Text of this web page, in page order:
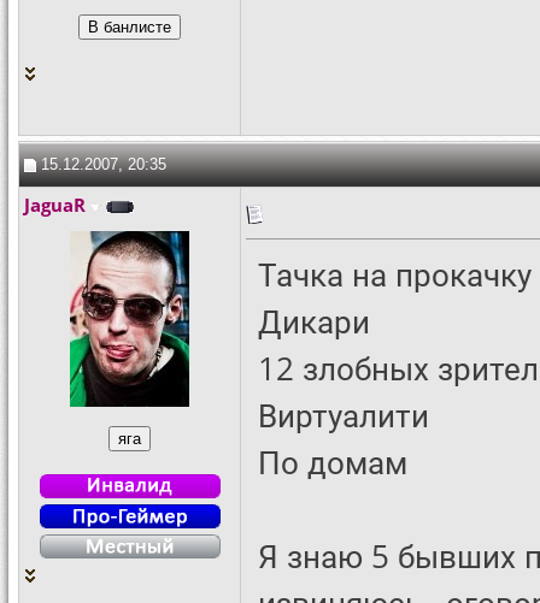
15.12.2007, 20:35
JaguaR
Тачка на прокачку
Дикари
12 злобных
Виртуалити
По домам
Я знаю 5 бывших